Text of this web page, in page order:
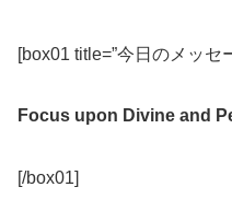
[box01 title=”今日のメッセ
Focus upon Divine and
[/box01]